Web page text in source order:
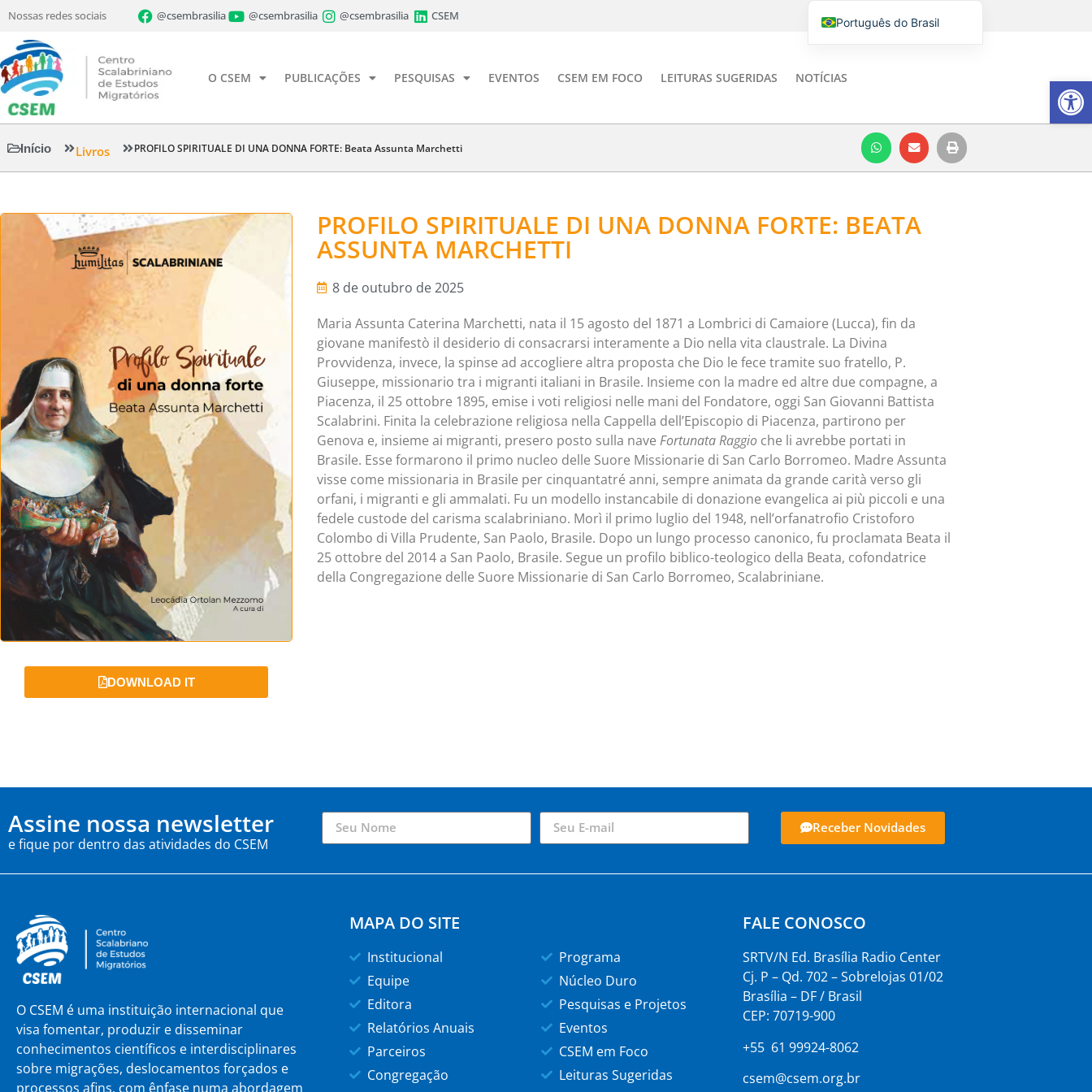
Nossas redes sociais @csembrasilia @csembrasilia @csembrasilia CSEM
O CSEM PUBLICAÇÕES PESQUISAS EVENTOS CSEM EM FOCO LEITURAS SUGERIDAS NOTÍCIAS
Início Livros PROFILO SPIRITUALE DI UNA DONNA FORTE: Beata Assunta Marchetti
DOWNLOAD IT
PROFILO SPIRITUALE DI UNA DONNA FORTE: BEATA
ASSUNTA MARCHETTI
8 de outubro de 2025
Maria Assunta Caterina Marchetti, nata il 15 agosto del 1871 a Lombrici di Camaiore (Lucca), fin da
giovane manifestò il desiderio di consacrarsi interamente a Dio nella vita claustrale. La Divina
Provvidenza, invece, la spinse ad accogliere altra proposta che Dio le fece tramite suo fratello, P.
Giuseppe, missionario tra i migranti italiani in Brasile. Insieme con la madre ed altre due compagne, a
Piacenza, il 25 ottobre 1895, emise i voti religiosi nelle mani del Fondatore, oggi San Giovanni Battista
Scalabrini. Finita la celebrazione religiosa nella Cappella dell’Episcopio di Piacenza, partirono per
Genova e, insieme ai migranti, presero posto sulla nave Fortunata Raggio che li avrebbe portati in
Brasile. Esse formarono il primo nucleo delle Suore Missionarie di San Carlo Borromeo. Madre Assunta
visse come missionaria in Brasile per cinquantatré anni, sempre animata da grande carità verso gli
orfani, i migranti e gli ammalati. Fu un modello instancabile di donazione evangelica ai più piccoli e una
fedele custode del carisma scalabriniano. Morì il primo luglio del 1948, nell’orfanatrofio Cristoforo
Colombo di Villa Prudente, San Paolo, Brasile. Dopo un lungo processo canonico, fu proclamata Beata il
25 ottobre del 2014 a San Paolo, Brasile. Segue un profilo biblico-teologico della Beata, cofondatrice
della Congregazione delle Suore Missionarie di San Carlo Borromeo, Scalabriniane.
Assine nossa newsletter
e fique por dentro das atividades do CSEM
Receber Novidades
O CSEM é uma instituição internacional que
visa fomentar, produzir e disseminar
conhecimentos científicos e interdisciplinares
sobre migrações, deslocamentos forçados e
processos afins, com ênfase numa abordagem
MAPA DO SITE
Institucional
Equipe
Editora
Relatórios Anuais
Parceiros
Congregação
Programa
Núcleo Duro
Pesquisas e Projetos
Eventos
CSEM em Foco
Leituras Sugeridas
FALE CONOSCO
SRTV/N Ed. Brasília Radio Center
Cj. P – Qd. 702 – Sobrelojas 01/02
Brasília – DF / Brasil
CEP: 70719-900
+55 61 99924-8062
csem@csem.org.br
Barra de
Português do Brasil
Italiano